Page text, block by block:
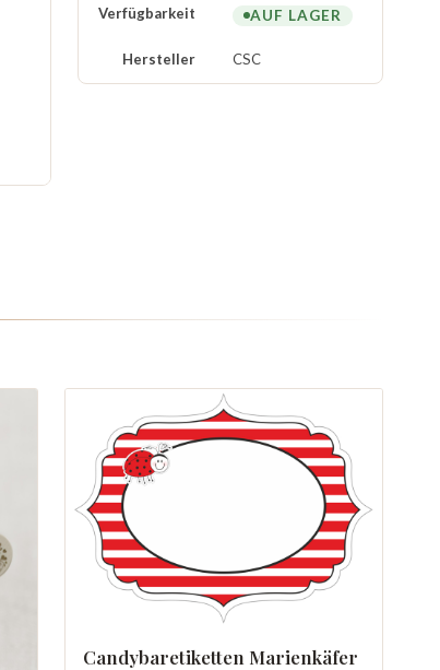
Verfügbarkeit AUF LAGER
Hersteller CSC
Candybaretiketten Marienkäfer